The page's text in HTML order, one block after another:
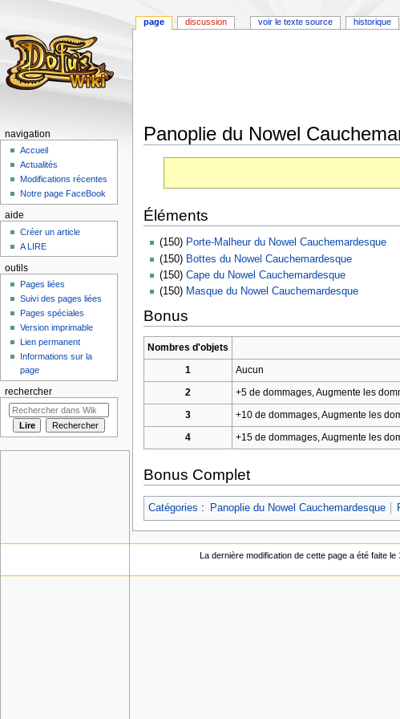
Panoplie du Nowel
navigation
recherche
Éléments
(150) Porte-Malheur du Nowel Cauchemardesque
(150) Bottes du Nowel Cauchemardesque
(150)Cape du Nowel Cauchemardesque
(150) Masque du Nowel Cauchemardesque
Bonus
Nombres d'objets
1
Aucun
2
+5 de dommages, Augmente les
3
+10 de dommages, Augmente les
4
+15 de dommages, Augmente les
Bonus Complet
Catégories : Panoplie du Nowel Cauchemardesque
page discussion voir le texte source historique
navigation
Accueil
Actualités
Modifications récentes
Notre page FaceBook
aide
Créer un article
A LIRE
outils
Pages liées
Suivi des pages liées
Pages spéciales
Version imprimable
Lien permanent
Informations sur la
page
rechercher
La dernière modification de cette page a été faite le